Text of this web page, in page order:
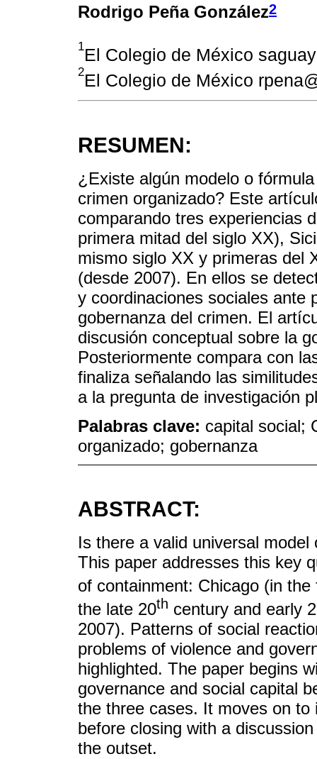
Rodrigo Peña González2
1El Colegio de México
2El Colegio de México
RESUMEN:
¿Existe algún modelo o
crimen organizado? Este
comparando tres experiencias
primera mitad del siglo XX),
mismo siglo XX y primeras del
(desde 2007). En ellos se
y coordinaciones sociales ante
gobernanza del crimen. El
discusión conceptual sobre la
Posteriormente compara con
finaliza señalando las
a la pregunta de investigación
Palabras clave: capital social;
organizado; gobernanza
ABSTRACT:
Is there a valid universal
This paper addresses this key
of containment: Chicago (in
the late 20th century and early
2007). Patterns of social
problems of violence and
highlighted. The paper begins
governance and social capital
the three cases. It moves on
before closing with a
the outset.